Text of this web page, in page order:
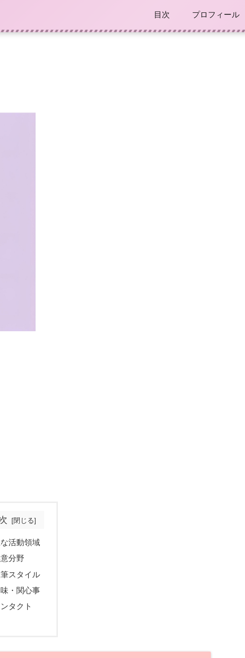
目次 プロフィール
活動領域
分野
スタイル
・関心事
タクト